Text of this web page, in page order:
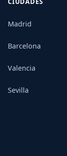
Madrid
Barcelona
Valencia
Sevilla